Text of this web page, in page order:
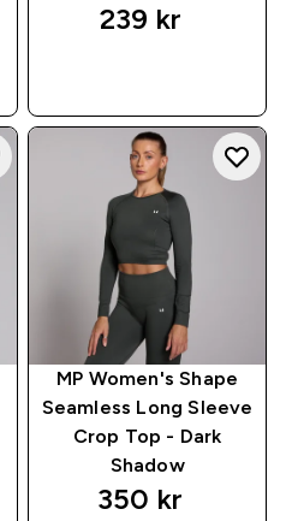
239 kr‎
MP Women's Shape
Seamless Long Sleeve
Crop Top - Dark
Shadow
350 kr‎